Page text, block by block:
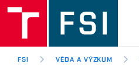
FSI VĚDA A VÝZKUM